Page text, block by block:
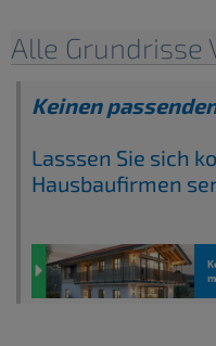
Alle Grundrisse
Keinen
Lasssen Sie sich
Hausbaufirmen